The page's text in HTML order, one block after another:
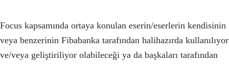
Focus kapsamında ortaya konulan eserin/eserlerin kendisinin
veya benzerinin Fibabanka tarafından halihazırda kullanılıyor
ve/veya geliştiriliyor olabileceği ya da başkaları tarafından